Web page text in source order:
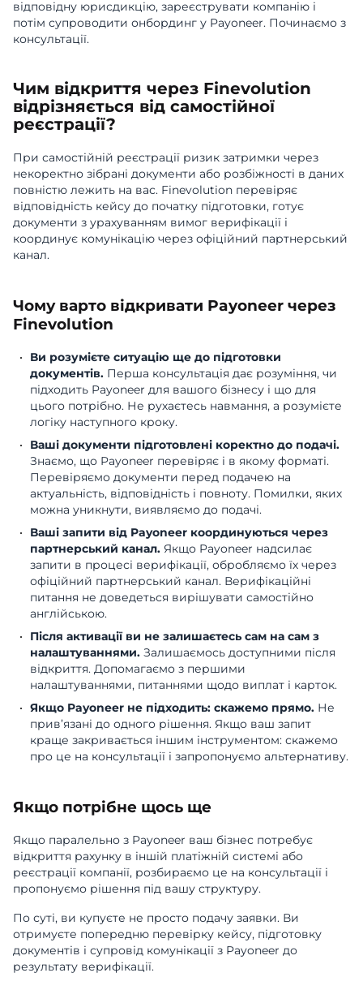
відповідну юрисдикцію, зареєструвати компанію і
потім супроводити онбординг у Payoneer. Починаємо з
консультації.
Чим відкриття через Finevolution
відрізняється від самостійної
реєстрації?
При самостійній реєстрації ризик затримки через
некоректно зібрані документи або розбіжності в даних
повністю лежить на вас. Finevolution перевіряє
відповідність кейсу до початку підготовки, готує
документи з урахуванням вимог верифікації і
координує комунікацію через офіційний партнерський
канал.
Чому варто відкривати Payoneer через
Finevolution
Ви розумієте ситуацію ще до підготовки
документів. Перша консультація дає розуміння, чи
підходить Payoneer для вашого бізнесу і що для
цього потрібно. Не рухаєтесь навмання, а розумієте
логіку наступного кроку.
Ваші документи підготовлені коректно до подачі.
Знаємо, що Payoneer перевіряє і в якому форматі.
Перевіряємо документи перед подачею на
актуальність, відповідність і повноту. Помилки, яких
можна уникнути, виявляємо до подачі.
Ваші запити від Payoneer координуються через
партнерський канал. Якщо Payoneer надсилає
запити в процесі верифікації, обробляємо їх через
офіційний партнерський канал. Верифікаційні
питання не доведеться вирішувати самостійно
англійською.
Після активації ви не залишаєтесь сам на сам з
налаштуваннями. Залишаємось доступними після
відкриття. Допомагаємо з першими
налаштуваннями, питаннями щодо виплат і карток.
Якщо Payoneer не підходить: скажемо прямо. Не
прив’язані до одного рішення. Якщо ваш запит
краще закривається іншим інструментом: скажемо
про це на консультації і запропонуємо альтернативу.
Якщо потрібне щось ще
Якщо паралельно з Payoneer ваш бізнес потребує
відкриття рахунку в іншій платіжній системі або
реєстрації компанії, розбираємо це на консультації і
пропонуємо рішення під вашу структуру.
По суті, ви купуєте не просто подачу заявки. Ви
отримуєте попередню перевірку кейсу, підготовку
документів і супровід комунікації з Payoneer до
результату верифікації.